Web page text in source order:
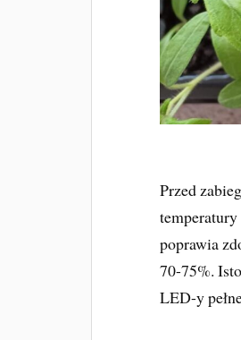
Przed
poprawia
70-75%.
LED-y